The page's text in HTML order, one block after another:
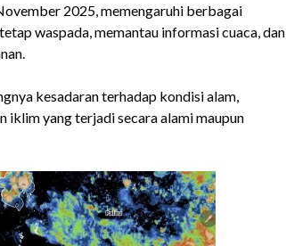
2025, memengaruhi berbagai
waspada, memantau informasi cuaca, dan
kesadaran terhadap kondisi alam,
iklim yang terjadi secara alami maupun